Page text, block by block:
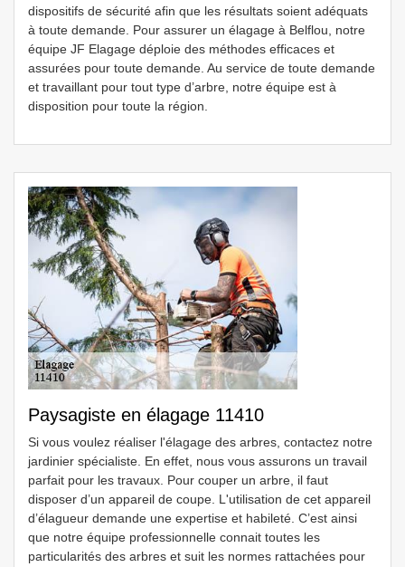
dispositifs de sécurité afin que les résultats soient adéquats
à toute demande. Pour assurer un élagage à Belflou, notre
équipe JF Elagage déploie des méthodes efficaces et
assurées pour toute demande. Au service de toute demande
et travaillant pour tout type d’arbre, notre équipe est à
disposition pour toute la région.
Paysagiste en élagage 11410
Si vous voulez réaliser l'élagage des arbres, contactez notre
jardinier spécialiste. En effet, nous vous assurons un travail
parfait pour les travaux. Pour couper un arbre, il faut
disposer d’un appareil de coupe. L'utilisation de cet appareil
d’élagueur demande une expertise et habileté. C’est ainsi
que notre équipe professionnelle connait toutes les
particularités des arbres et suit les normes rattachées pour